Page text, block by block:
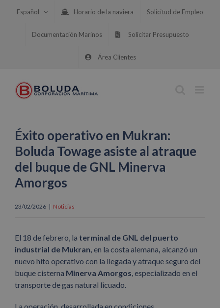
Español Horario de la naviera Solicitud de Empleo
Documentación Marinos Solicitar Presupuesto
Área Clientes
Éxito operativo en Mukran:
Boluda Towage asiste al atraque
del buque de GNL Minerva
Amorgos
23/02/2026 | Noticias
El 18 de febrero, la terminal de GNL del puerto
industrial de Mukran, en la costa alemana, alcanzó un
nuevo hito operativo con la llegada y atraque seguro del
buque cisterna Minerva Amorgos, especializado en el
transporte de gas natural licuado.